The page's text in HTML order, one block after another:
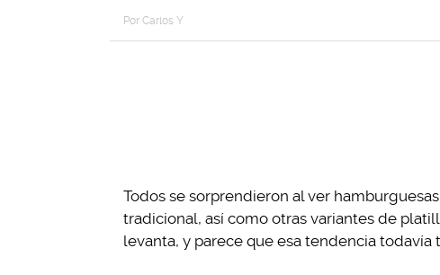
Por Carlos Y
Todos se sorprendieron al ver
tradicional, así como otras variantes de
levanta, y parece que esa tendencia